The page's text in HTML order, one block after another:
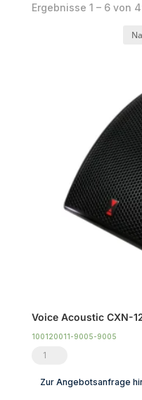
Ergebnisse 1 – 6 von
Voice Acoustic CXN-
100120011-9005-9005
Voice
Zur Angebotsanfrage